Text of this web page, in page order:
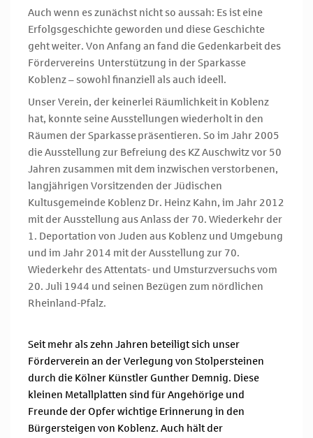
Auch wenn es zunächst nicht so aussah: Es ist eine
Erfolgsgeschichte geworden und diese Geschichte
geht weiter. Von Anfang an fand die Gedenkarbeit des
Fördervereins Unterstützung in der Sparkasse
Koblenz – sowohl finanziell als auch ideell.
Unser Verein, der keinerlei Räumlichkeit in Koblenz
hat, konnte seine Ausstellungen wiederholt in den
Räumen der Sparkasse präsentieren. So im Jahr 2005
die Ausstellung zur Befreiung des KZ Auschwitz vor 50
Jahren zusammen mit dem inzwischen verstorbenen,
langjährigen Vorsitzenden der Jüdischen
Kultusgemeinde Koblenz Dr. Heinz Kahn, im Jahr 2012
mit der Ausstellung aus Anlass der 70. Wiederkehr der
1. Deportation von Juden aus Koblenz und Umgebung
und im Jahr 2014 mit der Ausstellung zur 70.
Wiederkehr des Attentats- und Umsturzversuchs vom
20. Juli 1944 und seinen Bezügen zum nördlichen
Rheinland-Pfalz.
Seit mehr als zehn Jahren beteiligt sich unser
Förderverein an der Verlegung von Stolpersteinen
durch die Kölner Künstler Gunther Demnig. Diese
kleinen Metallplatten sind für Angehörige und
Freunde der Opfer wichtige Erinnerung in den
Bürgersteigen von Koblenz. Auch hält der